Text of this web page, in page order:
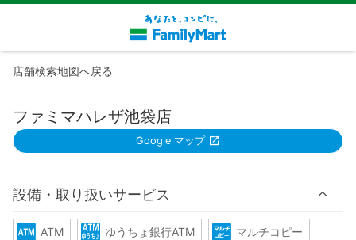
店舗検索地図へ戻る
ファミマハレザ池袋店
Google マップ
設備・取り扱いサービス
ATM ゆうちょ銀行ATM マルチコピー